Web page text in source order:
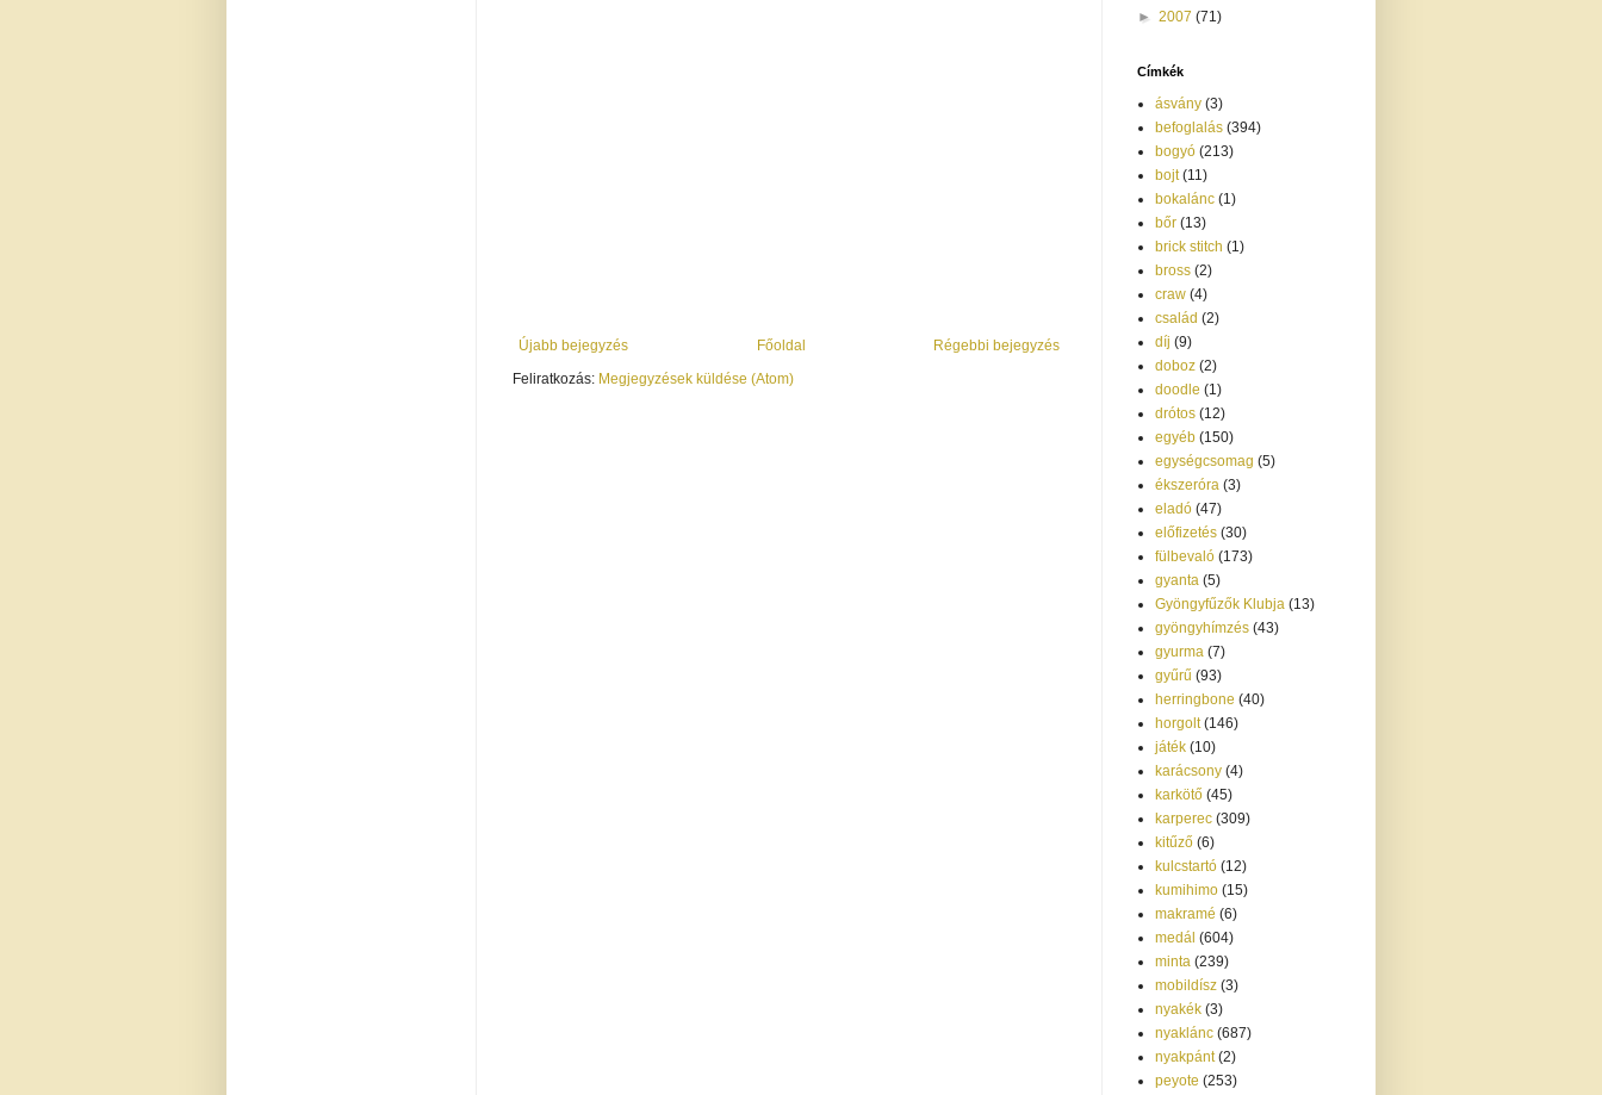
Újabb bejegyzés Régebbi bejegyzés
Főoldal
Feliratkozás: Megjegyzések küldése (Atom)
► 2007 (71)
Címkék
ásvány (3)
befoglalás (394)
bogyó (213)
bojt (11)
bokalánc (1)
bőr (13)
brick stitch (1)
bross (2)
craw (4)
család (2)
díj (9)
doboz (2)
doodle (1)
drótos (12)
egyéb (150)
egységcsomag (5)
ékszeróra (3)
eladó (47)
előfizetés (30)
fülbevaló (173)
gyanta (5)
Gyöngyfűzők Klubja (13)
gyöngyhímzés (43)
gyurma (7)
gyűrű (93)
herringbone (40)
horgolt (146)
játék (10)
karácsony (4)
karkötő (45)
karperec (309)
kitűző (6)
kulcstartó (12)
kumihimo (15)
makramé (6)
medál (604)
minta (239)
mobildísz (3)
nyakék (3)
nyaklánc (687)
nyakpánt (2)
peyote (253)